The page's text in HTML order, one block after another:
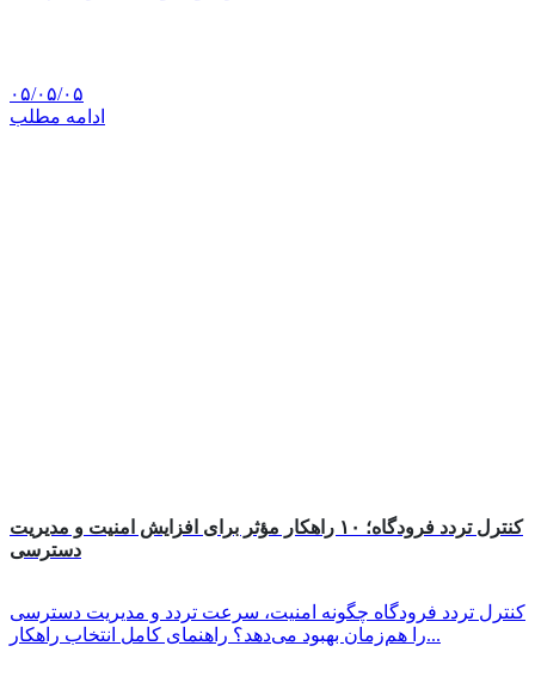
۰۵/۰۵/۰۵
ادامه مطلب
کنترل تردد فرودگاه؛ ۱۰ راهکار مؤثر برای افزایش امنیت و مدیریت
دسترسی
کنترل تردد فرودگاه چگونه امنیت، سرعت تردد و مدیریت دسترسی
را هم‌زمان بهبود می‌دهد؟ راهنمای کامل انتخاب راهکار...